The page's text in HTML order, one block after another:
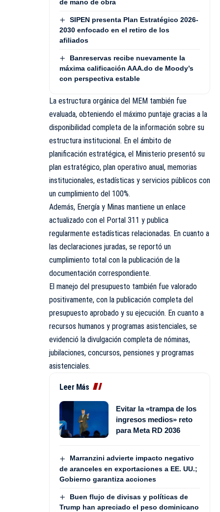
de mano de obra
SIPEN presenta Plan Estratégico 2026-
2030 enfocado en el retiro de los
afiliados
Banreservas recibe nuevamente la
máxima calificación AAA.do de Moody’s
con perspectiva estable
La estructura orgánica del MEM también fue
evaluada, obteniendo el máximo puntaje gracias a la
disponibilidad completa de la información sobre su
estructura institucional. En el ámbito de
planificación estratégica, el Ministerio presentó su
plan estratégico, plan operativo anual, memorias
institucionales, estadísticas y servicios públicos con
un cumplimiento del 100%.
Además, Energía y Minas mantiene un enlace
actualizado con el Portal 311 y publica
regularmente estadísticas relacionadas. En cuanto a
las declaraciones juradas, se reportó un
cumplimiento total con la publicación de la
documentación correspondiente.
El manejo del presupuesto también fue valorado
positivamente, con la publicación completa del
presupuesto aprobado y su ejecución. En cuanto a
recursos humanos y programas asistenciales, se
evidenció la divulgación completa de nóminas,
jubilaciones, concursos, pensiones y programas
asistenciales.
Leer Más
Evitar la «trampa de los
ingresos medios» reto
para Meta RD 2036
Marranzini advierte impacto negativo
de aranceles en exportaciones a EE. UU.;
Gobierno garantiza acciones
Buen flujo de divisas y políticas de
Trump han apreciado el peso dominicano